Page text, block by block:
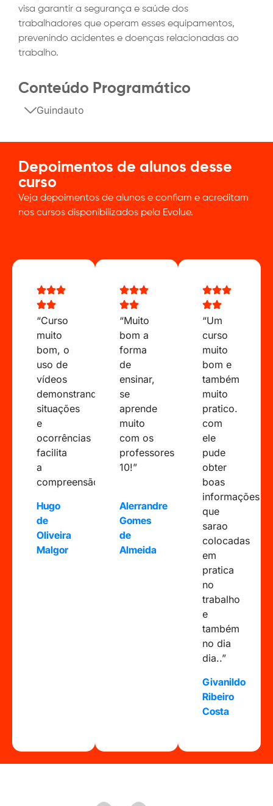
visa garantir a segurança e saúde dos
trabalhadores que operam esses equipamentos,
prevenindo acidentes e doenças relacionadas ao
trabalho.
Conteúdo Programático
Guindauto
Depoimentos de alunos desse
curso
Veja depoimentos de alunos e confiam e acreditam
nos cursos disponibilizados pela Evolue.
“Curso
muito
bom, o
uso de
vídeos
demonstrando
situações
e
ocorrências
facilita
a
compreensão!.”
Hugo
de
Oliveira
Malgor
“Muito
bom a
forma
de
ensinar,
se
aprende
muito
com os
professores
10!”
Alerrandre
Gomes
de
Almeida
“Um
curso
muito
bom e
também
muito
pratico.
com
ele
pude
obter
boas
informações
que
sarao
colocadas
em
pratica
no
trabalho
e
também
no dia
dia..”
Givanildo
Ribeiro
Costa